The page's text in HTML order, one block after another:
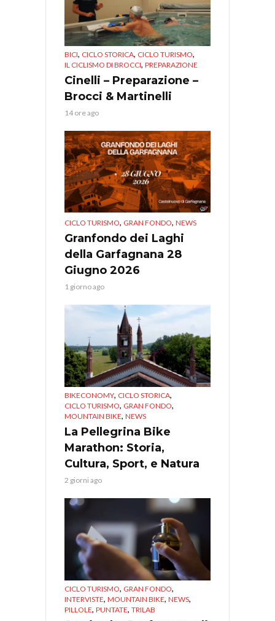
BICI, CICLO STORICA, CICLO TURISMO,
IL CICLISMO DI BROCCI, PREPARAZIONE
Cinelli – Preparazione –
Brocci & Martinelli
14 ore ago
CICLO TURISMO, GRAN FONDO, NEWS
Granfondo dei Laghi
della Garfagnana 28
Giugno 2026
1 giorno ago
BIKECONOMY, CICLO STORICA,
CICLO TURISMO, GRAN FONDO,
MOUNTAIN BIKE, NEWS
La Pellegrina Bike
Marathon: Storia,
Cultura, Sport, e Natura
2 giorni ago
CICLO TURISMO, GRAN FONDO,
INTERVISTE, MOUNTAIN BIKE, NEWS,
PILLOLE, PUNTATE, TRILAB